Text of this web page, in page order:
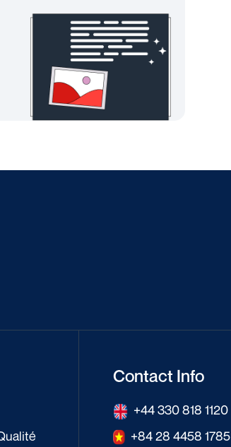
Contact Info
+44 330 818 1120
+84 28 4458 1785